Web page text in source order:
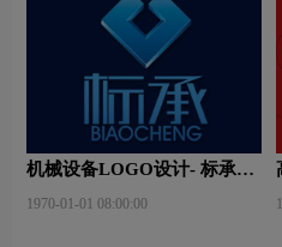
机械设备LOGO设计- 标承机
1970-01-01 08:00:00